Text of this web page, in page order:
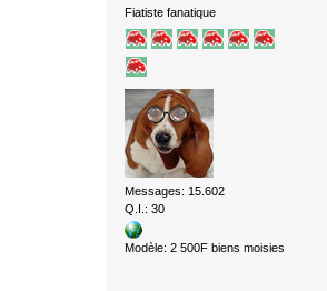
Fiatiste fanatique
Messages: 15.602
Q.I.: 30
Modèle: 2 500F biens moisies